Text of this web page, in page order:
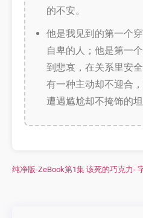
的不安。
他是我见到的第一个
自卑的人；他是第一
到悲哀，在关系里安
有一种主动却不迎合
遭遇尴尬却不掩饰的坦
纯净版-ZeBook第1集 该死的巧克力-